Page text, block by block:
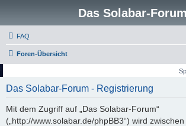
Das Solabar-Forum
FAQ
Foren-Übersicht
Das Solabar-Forum - Registrierung
Mit dem Zugriff auf „Das Solabar-Forum“
(„http://www.solabar.de/phpBB3“) wird